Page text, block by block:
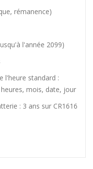
rémanence)
l'année 2099)
l'heure standard :
mois, date, jour
: 3 ans sur CR1616